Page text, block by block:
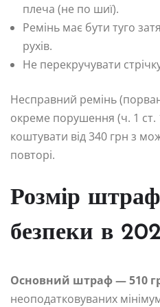
плеча (не по шиї).
Ремінь має бути туго
рухів.
Не перекручувати
Несправний ремінь
окреме порушення (ч. 1
коштувати від 340 грн з
повторі.
Розмір
безпеки в
Основний штраф — 510
неоподатковуваних